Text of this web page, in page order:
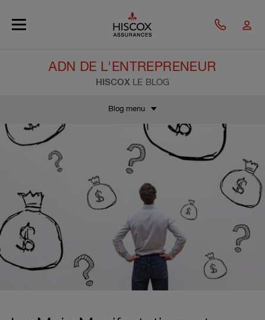
ADN DE L'ENTREPRENEUR
HISCOX LE BLOG
Blog menu